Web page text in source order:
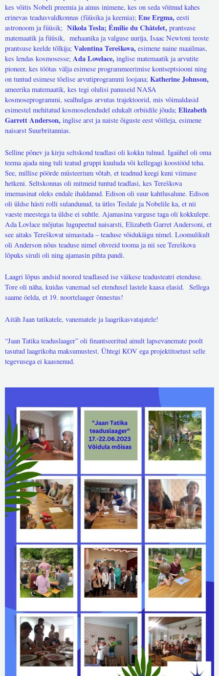
kes võitis Nobeli preemia ja ainus inimene, kes on seda võitnud kahes
erinevas teadusvaldkonnas (füüsika ja keemia); Ene Ergma, eesti
astronoom ja füüsik; Nikola Tesla; Émilie du Châtelet, prantsuse
matemaatik ja füüsik, mehaanika ja valguse uurija, Isaac Newtoni teoste
prantsuse keelde tõlkija; Valentina Tereškova, esimene naine maailmas,
kes lendas kosmosesse; Ada Lovelace, inglise matemaatik ja arvutite
pioneer, kes töötas välja esimese programmeerimise kontseptsiooni ning
on tuntud esimese tõelise arvutiprogrammi loojana; Katherine Johnson,
ameerika matemaatik, kes tegi olulisi panuseid NASA
kosmoseprogrammi, sealhulgas arvutas trajektoorid, mis võimaldasid
esimestel mehitatud kosmoselendudel edukalt orbiidile jõuda; Elizabeth
Garrett Anderson, inglise arst ja naiste õiguste eest võitleja, esimene
naisarst Suurbritannias.
Selline põnev ja kirju seltskond teadlasi oli kokku tulnud. Igaühel oli oma
teema ajada ning tuli teatud gruppi kuuluda või kellegagi koostööd teha.
See, millise pöörde müsteerium võtab, et teadnud keegi kuni viimase
hetkeni. Seltskonnas oli mitmeid tuntud teadlasi, kes Tereškova
imemasinat oleks endale ihaldanud. Edison oli suur kahtlusalune. Edison
oli üldse hästi rolli sulandunud, ta ütles Teslale ja Nobelile ka, et nii
vaeste meestega ta üldse ei suhtle. Ajamasina varguse taga oli kokkulepe.
Ada Lovlace mõjutas lugupeetud naisarsti, Elizabeth Garret Andersoni, et
see aitaks Tereškovat uimastada – teaduse võidukäigu nimel. Loomulikult
oli Anderson nõus teaduse nimel ohvreid tooma ja nii see Tereškova
lõpuks siruli oli ning ajamasin pihta pandi.
Laagri lõpus andsid noored teadlased ise väikese teadusteatri etenduse.
Tore oli näha, kuidas vanemad sel etendusel lastele kaasa elasid. Sellega
saame öelda, et 19. noortelaager õnnestus!
Aitäh Jaan tatikatele, vanematele ja laagrikasvatajatele!
“Jaan Tatika teaduslaager” oli finantseeritud ainult lapsevanemate poolt
tasutud laagrikoha maksumustest. Ühtegi KOV ega projektitoetust selle
tegevusega ei kaasnenud.